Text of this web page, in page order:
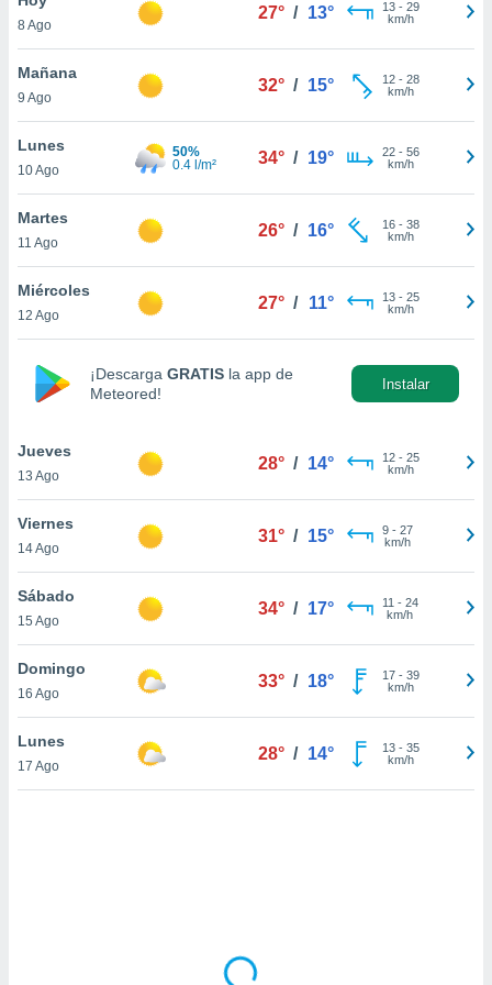
en
más
nuestra
de
aceptar
de
sitio
En
sean
el sitio
ni para
o
8 Ago
27° / 13° 13- 29
km/h
Mañana
9 Ago
32° / 15° 12- 28
km/h
Lunes
10 Ago
50%
0.4 l/m²
34° / 19° 22- 56
km/h
Martes
11 Ago
26° / 16° 16- 38
km/h
Miércoles
12 Ago
27° / 11° 13- 25
km/h
¡Descarga GRATIS la app de
Meteored!
Instalar
Jueves
13 Ago
28° / 14° 12- 25
km/h
Viernes
14 Ago
31° / 15° 9- 27
km/h
Sábado
15 Ago
34° / 17° 11 - 24
km/h
Domingo
16 Ago
33° / 18° 17- 39
km/h
Lunes
17 Ago
28° / 14° 13- 35
km/h